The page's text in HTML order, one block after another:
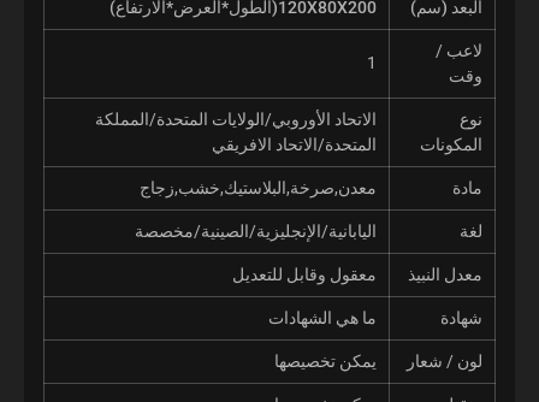
البعد (سم) 120X80X200(الطول*العرض*الارتفاع)
لاعب /
وقت
1
نوع
المكونات
الاتحاد الأوروبي/الولايات المتحدة/المملكة
المتحدة/الاتحاد الافريقي
مادة معدن,صرخة,البلاستيك,خشب,زجاج
لغة اليابانية/الإنجليزية/الصينية/مخصصة
معدل النبيذ معقول وقابل للتعديل
شهادة ما هي الشهادات
لون / شعار يمكن تخصيصها